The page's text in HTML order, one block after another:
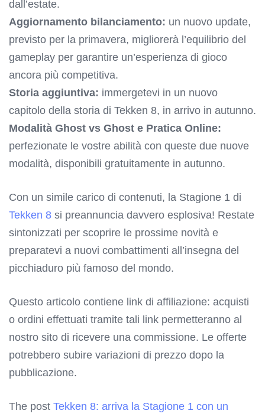
dall’estate.
Aggiornamento bilanciamento: un nuovo update,
previsto per la primavera, migliorerà l’equilibrio del
gameplay per garantire un’esperienza di gioco
ancora più competitiva.
Storia aggiuntiva: immergetevi in un nuovo
capitolo della storia di Tekken 8, in arrivo in autunno.
Modalità Ghost vs Ghost e Pratica Online:
perfezionate le vostre abilità con queste due nuove
modalità, disponibili gratuitamente in autunno.
Con un simile carico di contenuti, la Stagione 1 di
Tekken 8 si preannuncia davvero esplosiva! Restate
sintonizzati per scoprire le prossime novità e
preparatevi a nuovi combattimenti all’insegna del
picchiaduro più famoso del mondo.
Questo articolo contiene link di affiliazione: acquisti
o ordini effettuati tramite tali link permetteranno al
nostro sito di ricevere una commissione. Le offerte
potrebbero subire variazioni di prezzo dopo la
pubblicazione.
The post Tekken 8: arriva la Stagione 1 con un